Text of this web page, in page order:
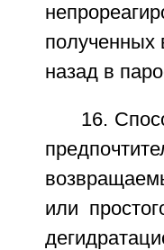
полученных
назад в
16.
или